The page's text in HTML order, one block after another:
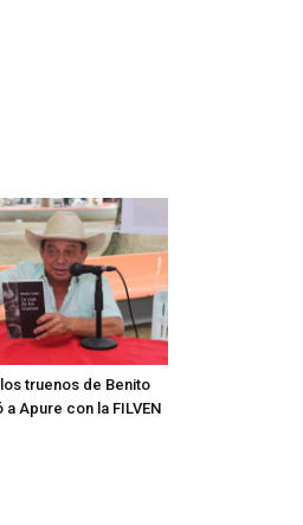
truenos de Benito
a Apure con la FILVEN